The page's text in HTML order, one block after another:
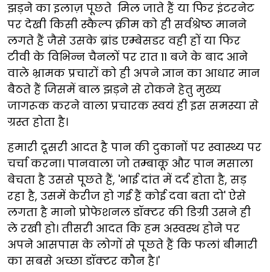
झड़ने का इलाज़ पूछते मिल जाते हैं या फिर इंटरनेट
पर देखी किसी स्कैल्प क्रीम को ही सर्वश्रेष्ठ मानने
लगते हैं जैसे उसके ब्रांड एम्बेसडर वही हों या फिर
टीवी के विभिन्न चैनलों पर रात 11 बजे के बाद आने
वाले भ्रामक प्रचारों को ही अपने ज्ञान का आधार मान
बैठते हैं जिसमें बाल झड़ने से रोकने हेतु मुख्य
जागरूक करने वाला प्रचारक स्वयं ही इस समस्या से
ग्रस्त होता है।
हमारी दूसरी आदत है पान की दुकानों पर स्वास्थ्य पर
चर्चा करना। पानवाला जो तम्बाकू और पान मसाला
बेचता है उससे पूछते हैं, 'भाई दांत में दर्द होता है, सड़
रहा है, उसमें केरीज हो गई हैं कोई दवा बता दो' ऐसे
लगता है मानो प्रोफेशनल डॉक्टर की डिग्री उसने ही
ले रखी हो। तीसरी आदत कि हम अस्वस्थ होने पर
अपने आसपास के लोगों से पूछते हैं कि फलां बीमारी
का सबसे अच्छा डॉक्टर कौन है।'